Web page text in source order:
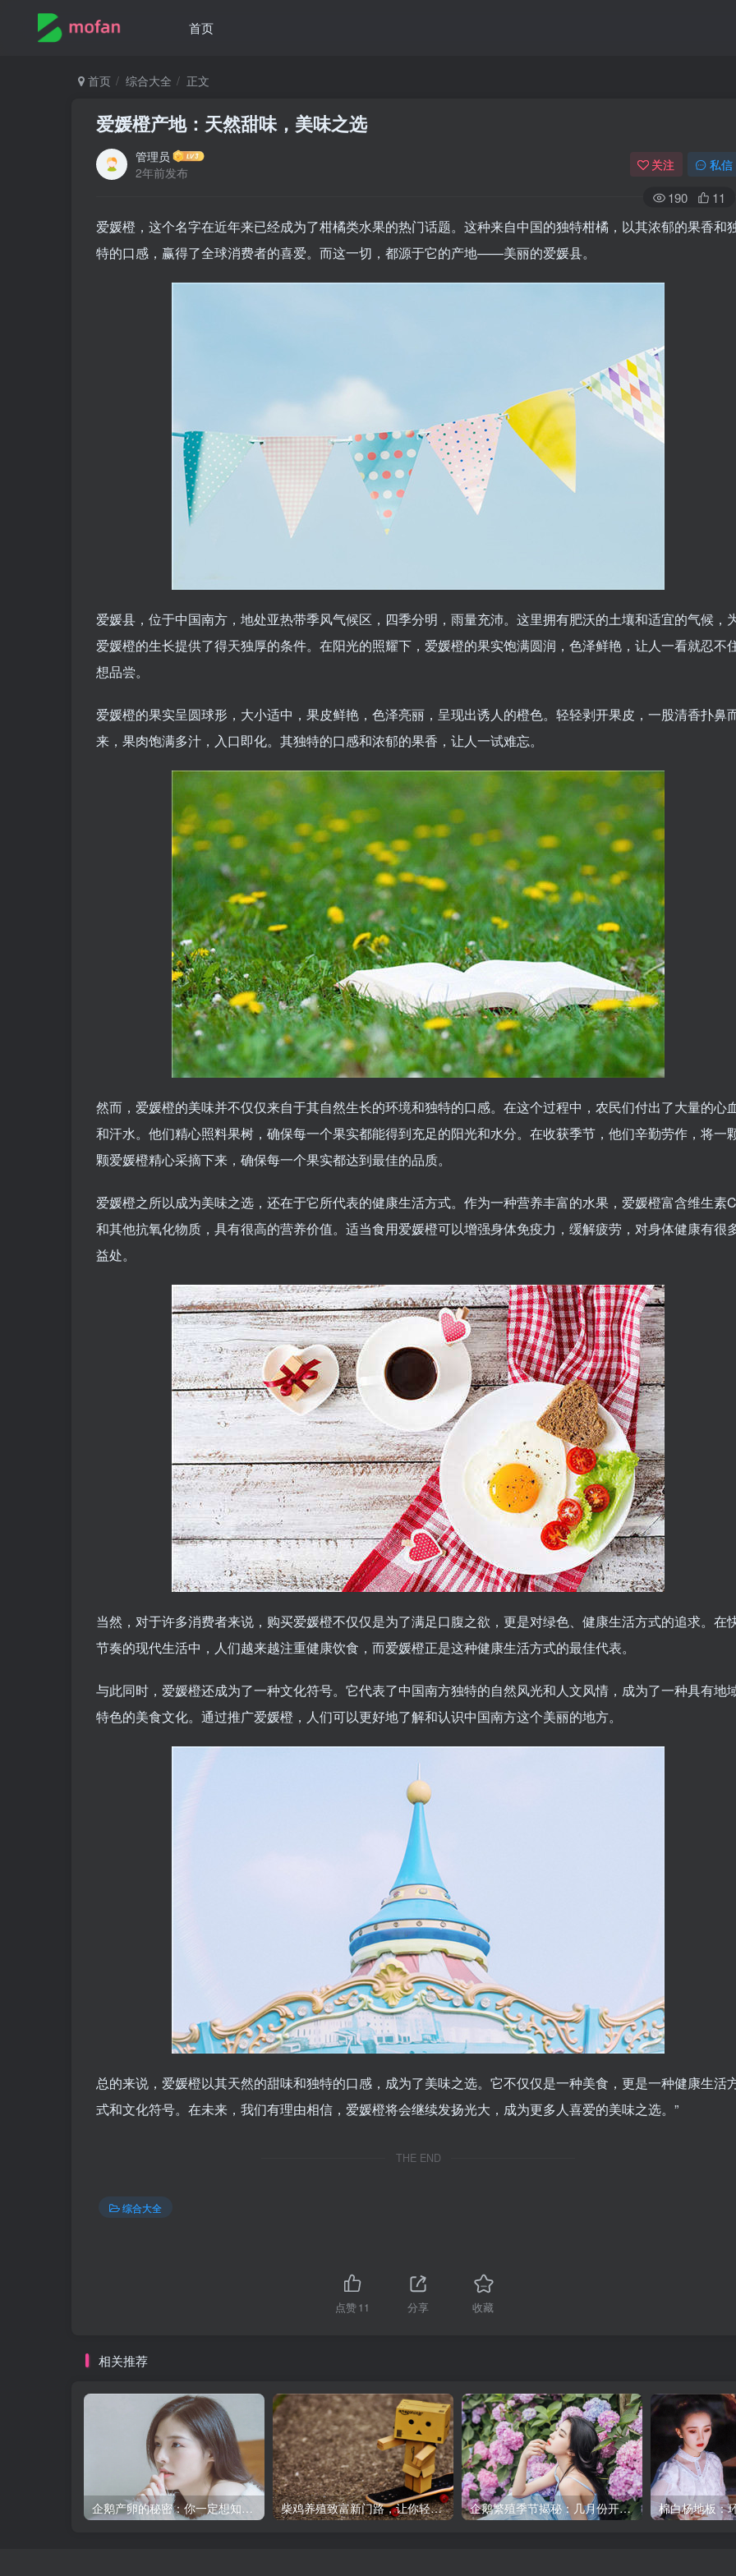
首页
首页 综合大全 正文
爱媛橙产地：天然甜味，美味之选
管理员
2年前发布
关注 私信
190 11
爱媛橙，这个名字在近年来已经成为了柑橘类水果的热门话题。这种来自中国的独特柑橘，以其浓郁的果香和
特的口感，赢得了全球消费者的喜爱。而这一切，都源于它的产地——美丽的爱媛县。
爱媛县，位于中国南方，地处亚热带季风气候区，四季分明，雨量充沛。这里拥有肥沃的土壤和适宜的气候，
爱媛橙的生长提供了得天独厚的条件。在阳光的照耀下，爱媛橙的果实饱满圆润，色泽鲜艳，让人一看就忍不
想品尝。
爱媛橙的果实呈圆球形，大小适中，果皮鲜艳，色泽亮丽，呈现出诱人的橙色。轻轻剥开果皮，一股清香扑鼻
来，果肉饱满多汁，入口即化。其独特的口感和浓郁的果香，让人一试难忘。
然而，爱媛橙的美味并不仅仅来自于其自然生长的环境和独特的口感。在这个过程中，农民们付出了大量的心
和汗水。他们精心照料果树，确保每一个果实都能得到充足的阳光和水分。在收获季节，他们辛勤劳作，将一
颗爱媛橙精心采摘下来，确保每一个果实都达到最佳的品质。
爱媛橙之所以成为美味之选，还在于它所代表的健康生活方式。作为一种营养丰富的水果，爱媛橙富含维生素C
和其他抗氧化物质，具有很高的营养价值。适当食用爱媛橙可以增强身体免疫力，缓解疲劳，对身体健康有很
益处。
当然，对于许多消费者来说，购买爱媛橙不仅仅是为了满足口腹之欲，更是对绿色、健康生活方式的追求。在
节奏的现代生活中，人们越来越注重健康饮食，而爱媛橙正是这种健康生活方式的最佳代表。
与此同时，爱媛橙还成为了一种文化符号。它代表了中国南方独特的自然风光和人文风情，成为了一种具有地
特色的美食文化。通过推广爱媛橙，人们可以更好地了解和认识中国南方这个美丽的地方。
总的来说，爱媛橙以其天然的甜味和独特的口感，成为了美味之选。它不仅仅是一种美食，更是一种健康生活
式和文化符号。在未来，我们有理由相信，爱媛橙将会继续发扬光大，成为更多人喜爱的美味之选。”
THE END
综合大全
点赞11 分享 收藏
相关推荐
企鹅产卵的秘密：你一定想知道的产卵日期 柴鸡养殖致富新门路，让你轻松走上小康路！ 企鹅繁殖季节揭秘：几月份开始产卵？